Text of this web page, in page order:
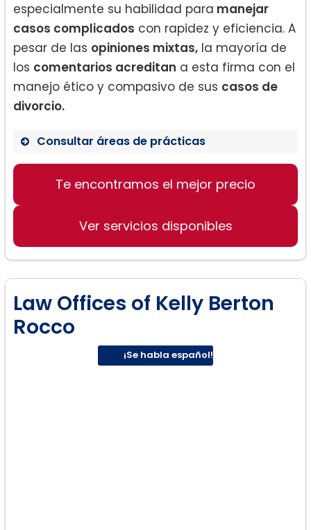
especialmente su habilidad para manejar
casos complicados con rapidez y eficiencia. A
pesar de las opiniones mixtas, la mayoría de
los comentarios acreditan a esta firma con el
manejo ético y compasivo de sus casos de
divorcio.
Consultar áreas de prácticas
Derecho de familia y divorcio
Derecho inmobiliario
Te encontramos el mejor precio
Ver servicios disponibles
Law Offices of Kelly Berton
Rocco
¡Se habla español!